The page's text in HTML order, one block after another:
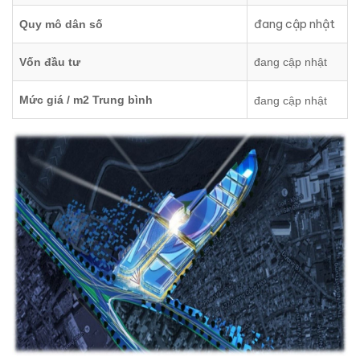
Quy mô dân số đang cập nhật
Vốn đầu tư đang cập nhật
Mức giá / m2 Trung bình đang cập nhật